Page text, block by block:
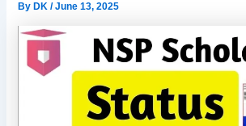
By DK/June 13, 2025